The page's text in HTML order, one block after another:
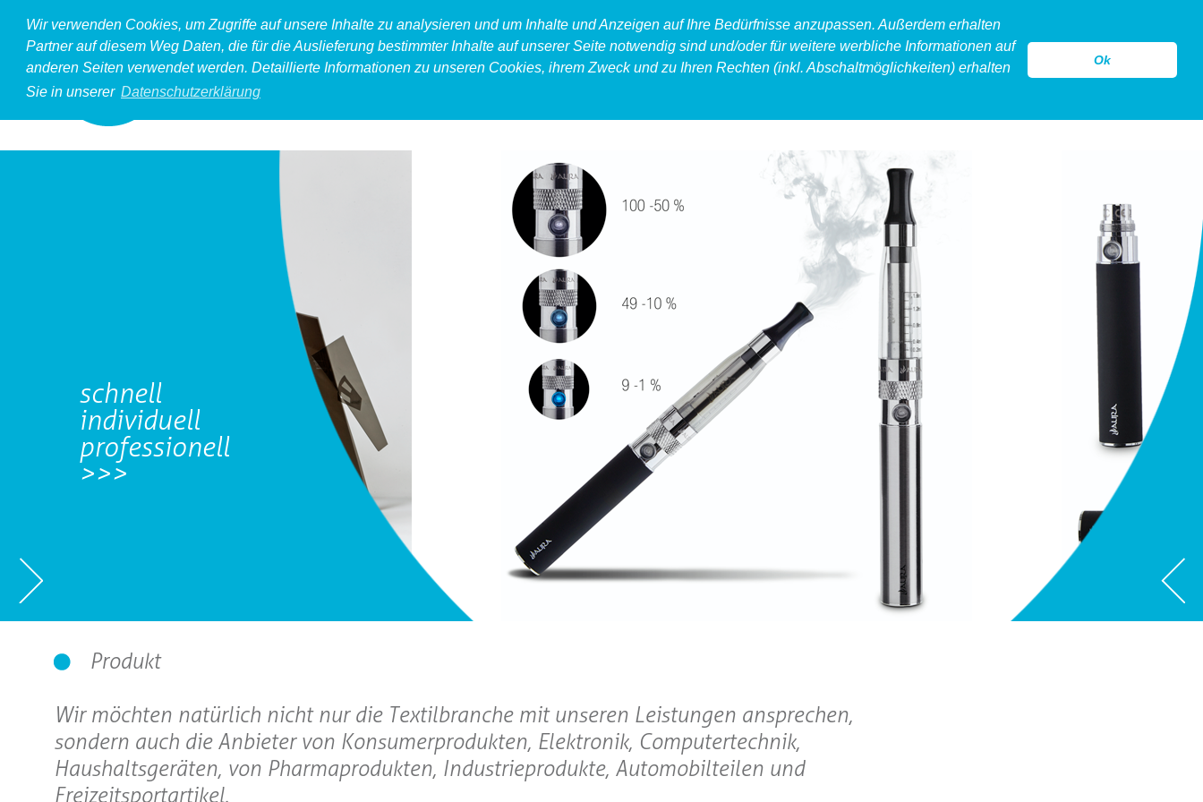
Wir verwenden Cookies, um Zugriffe auf unsere Inhalte zu analysieren und um Inhalte und Anzeigen auf Ihre Bedürfnisse anzupassen. Außerdem erhalten
Partner auf diesem Weg Daten, die für die Auslieferung bestimmter Inhalte auf unserer Seite notwendig sind und/oder für weitere werbliche Informationen auf
anderen Seiten verwendet werden. Detaillierte Informationen zu unseren Cookies, ihrem Zweck und zu Ihren Rechten (inkl. Abschaltmöglichkeiten) erhalten
Sie in unserer Datenschutzerklärung
Ok
hollow kontakt
schnell
individuell
professionell
>>>
Produkt
Wir möchten natürlich nicht nur die Textilbranche mit unseren Leistungen ansprechen,
sondern auch die Anbieter von Konsumerprodukten, Elektronik, Computertechnik,
Haushaltsgeräten, von Pharmaprodukten, Industrieprodukte, Automobilteilen und
Freizeitsportartikel.